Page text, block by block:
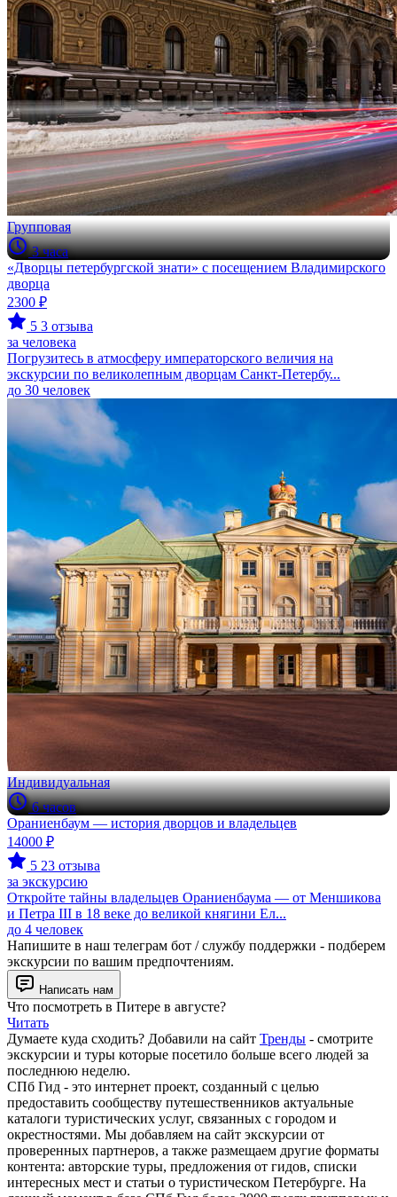
Групповая
3 часа
«Дворцы петербургской знати» с посещением Владимирского
дворца
2300 ₽
5 3 отзыва
за человека
Погрузитесь в атмосферу императорского величия на
экскурсии по великолепным дворцам Санкт-Петербу...
до 30 человек
Индивидуальная
6 часов
Ораниенбаум — история дворцов и владельцев
14000 ₽
5 23 отзыва
за экскурсию
Откройте тайны владельцев Ораниенбаума — от Меншикова
и Петра III в 18 веке до великой княгини Ел...
до 4 человек
Напишите в наш телеграм бот / службу поддержки - подберем
экскурсии по вашим предпочтениям.
Написать нам
Что посмотреть в Питере в августе?
Читать
Думаете куда сходить? Добавили на сайт Тренды - смотрите
экскурсии и туры которые посетило больше всего людей за
последнюю неделю.
СПб Гид - это интернет проект, созданный с целью
предоставить сообществу путешественников актуальные
каталоги туристических услуг, связанных с городом и
окрестностями. Мы добавляем на сайт экскурсии от
проверенных партнеров, а также размещаем другие форматы
контента: авторские туры, предложения от гидов, списки
интересных мест и статьи о туристическом Петербурге. На